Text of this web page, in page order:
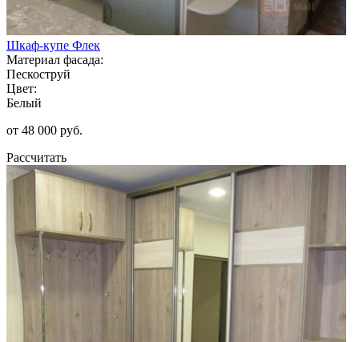
Шкаф-купе Флек
Материал фасада:
Пескоструй
Цвет:
Белый
от 48 000 руб.
Рассчитать